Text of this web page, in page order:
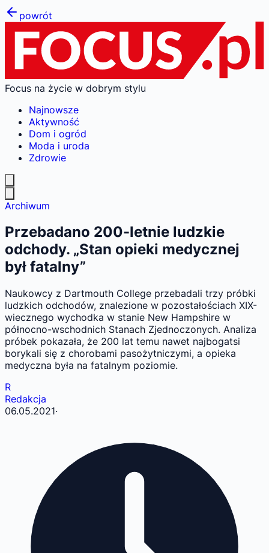
powrót
Focus na życie w dobrym stylu
Najnowsze
Aktywność
Dom i ogród
Moda i uroda
Zdrowie
Archiwum
Przebadano 200-letnie ludzkie
odchody. „Stan opieki medycznej
był fatalny”
Naukowcy z Dartmouth College przebadali trzy próbki
ludzkich odchodów, znalezione w pozostałościach XIX-
wiecznego wychodka w stanie New Hampshire w
północno-wschodnich Stanach Zjednoczonych. Analiza
próbek pokazała, że 200 lat temu nawet najbogatsi
borykali się z chorobami pasożytniczymi, a opieka
medyczna była na fatalnym poziomie.
R
Redakcja
06.05.2021·